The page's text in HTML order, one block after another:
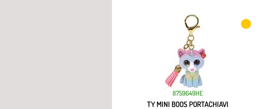
8759649HE
TY MINI BOOS PORTACHIAVI